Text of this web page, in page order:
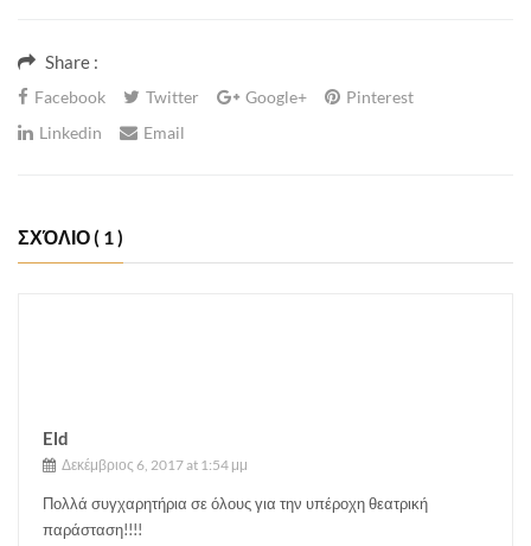
Share :
Facebook Twitter Google+
Pinterest
Linkedin
Email
ΣΧΌΛΙΟ( 1 )
Eld
Δεκέμβριος 6, 2017 at 1:54 μμ
Πολλά συγχαρητήρια σε όλους για την υπέροχη θεατρική
παράσταση!!!!